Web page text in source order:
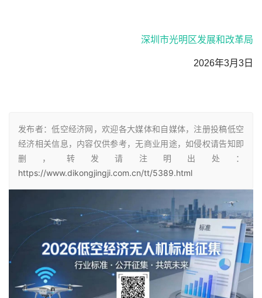
深圳市光明区发展和改革局
2026年3月3日
发布者：低空经济网，欢迎各大媒体和自媒体，注册投稿低空
经济相关信息，内容仅供参考，无商业用途，如侵权请告知即
删，转发请注明出处：
https://www.dikongjingji.com.cn/tt/5389.html